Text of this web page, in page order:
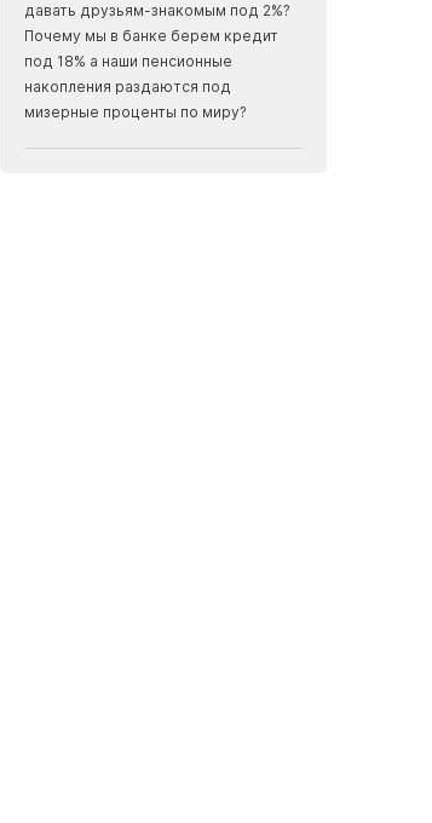
давать друзьям-знакомым под 2%?
Почему мы в банке берем кредит
под 18% а наши пенсионные
накопления раздаются под
мизерные проценты по миру?